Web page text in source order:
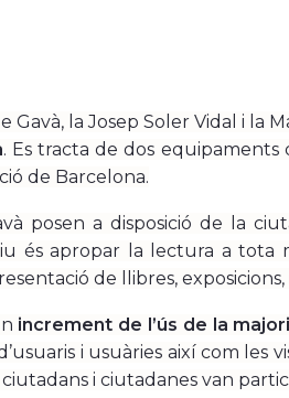
Gavà, la Josep Soler Vidal i la
. Es tracta de dos
de Barcelona.
posen a disposició de la
és apropar la lectura a tota
de llibres,
increment de l’ús de la
i usuàries així com les
ciutadans i ciutadanes van